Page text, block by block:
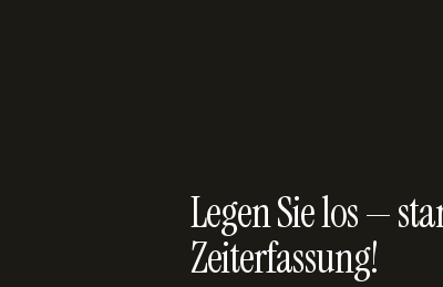
Legen Sie los —
Zeiterfassung!